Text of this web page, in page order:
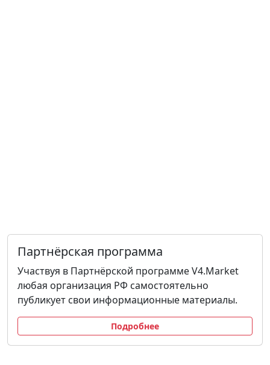
Партнёрская программа
Участвуя в Партнёрской программе V4.Market
любая организация РФ самостоятельно
публикует свои информационные материалы.
Подробнее